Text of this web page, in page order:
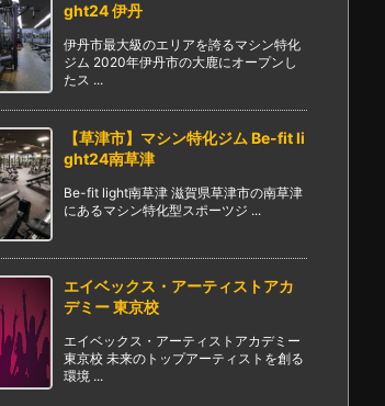
ght24 伊丹
伊丹市最大級のエリアを誇るマシン特化
ジム 2020年伊丹市の大鹿にオープンし
たス ...
【草津市】マシン特化ジム Be-fit li
ght24南草津
Be-fit light南草津 滋賀県草津市の南草津
にあるマシン特化型スポーツジ ...
エイベックス・アーティストアカ
デミー 東京校
エイベックス・アーティストアカデミー
東京校 未来のトップアーティストを創る
環境 ...